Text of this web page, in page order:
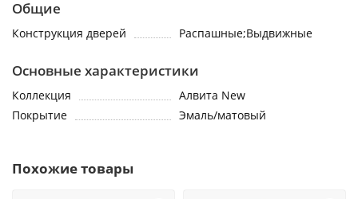
Общие
Конструкция дверей Распашные;Выдвижные
Основные характеристики
Коллекция
Алвита New
Покрытие
Эмаль/матовый
Похожие товары